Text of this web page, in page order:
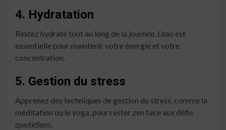
4. Hydratation
Restez hydraté tout au long de la journée. L’eau est
essentielle pour maintenir votre énergie et votre
concentration.
5. Gestion du stress
Apprenez des techniques de gestion du stress, comme la
méditation ou le yoga, pour rester zen face aux défis
quotidiens.